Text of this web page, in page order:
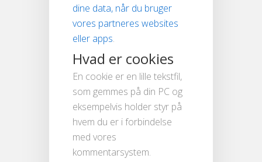
dine data, når du bruger
vores partneres websites
eller apps.
Hvad er cookies
En cookie er en lille tekstfil,
som gemmes på din PC og
eksempelvis holder styr på
hvem du er i forbindelse
med vores
kommentarsystem.